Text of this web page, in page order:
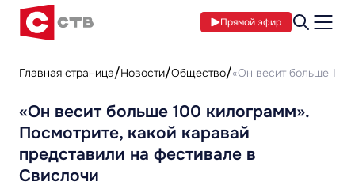
Прямой эфир
Главная страница Новости Общество «Он весит больше 100
«Он весит больше 100 килограмм».
Посмотрите, какой каравай
представили на фестивале в
Свислочи